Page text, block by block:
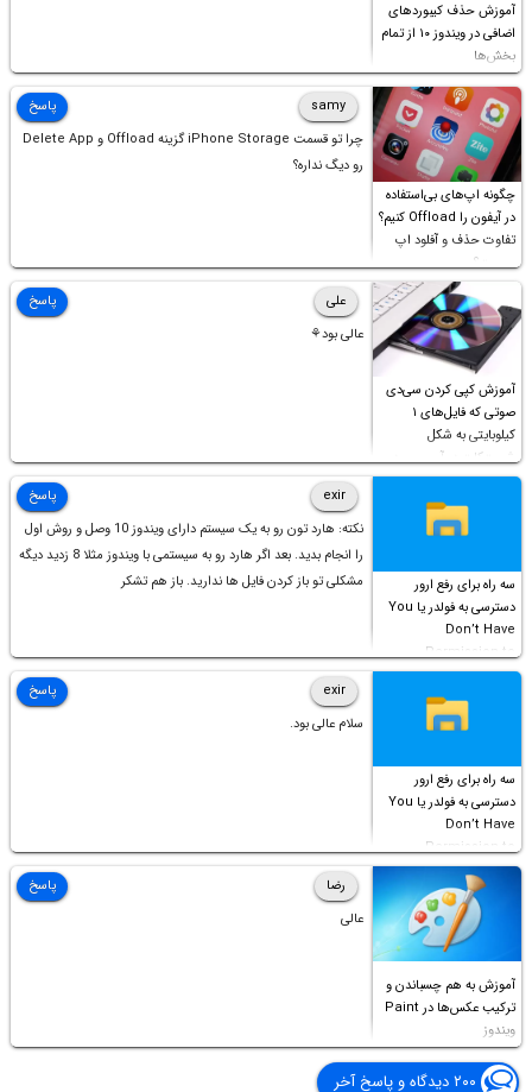
آموزش حذف کیبوردهای
اضافی در ویندوز ۱۰ از تمام
بخش‌ها
چگونه اپ‌های بی‌استفاده
در آیفون را Offload کنیم؟
تفاوت حذف و آفلود اپ
چیست؟
samy
چرا تو قسمت iPhone Storage گزینه Offload و Delete App
رو دیگ نداره؟
پاسخ
آموزش کپی کردن سی‌دی
صوتی که فایل‌های ۱
کیلوبایتی به شکل
شورت‌کات در آن موجود
است!
علی
عالی بود⚘
پاسخ
سه راه برای رفع ارور
دسترسی به فولدر یا You
Don’t Have
Permission to
Access this folder
exir
نکته: هارد تون رو به یک سیستم دارای ویندوز 10 وصل و روش اول
را انجام بدید. بعد اگر هارد رو به سیستمی با ویندوز مثلا 8 زدید دیگه
مشکلی تو باز کردن فایل ها ندارید. باز هم تشکر
پاسخ
سه راه برای رفع ارور
دسترسی به فولدر یا You
Don’t Have
Permission to
Access this folder
exir
سلام عالی بود.
پاسخ
آموزش به هم چسباندن و
ترکیب عکس‌ها در Paint
ویندوز
رضا
عالی
پاسخ
۲۰۰ دیدگاه و پاسخ آخر